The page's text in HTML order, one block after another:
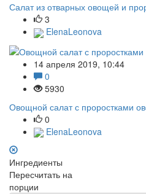
Салат из отварных овощей и
3
ElenaLeonova
14 апреля 2019, 10:44
0
5930
Овощной салат с проростками
0
ElenaLeonova
Ингредиенты
Пересчитать на
порции